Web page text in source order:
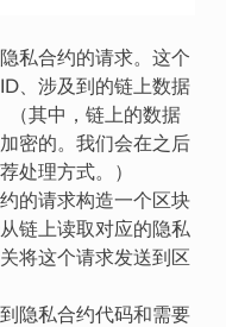
私合约的请求。这个
、涉及到的链上数据
（其中，链上的数据
密的。我们会在之后
处理方式。）
的请求构造一个区块
链上读取对应的隐私
将这个请求发送到区
隐私合约代码和需要